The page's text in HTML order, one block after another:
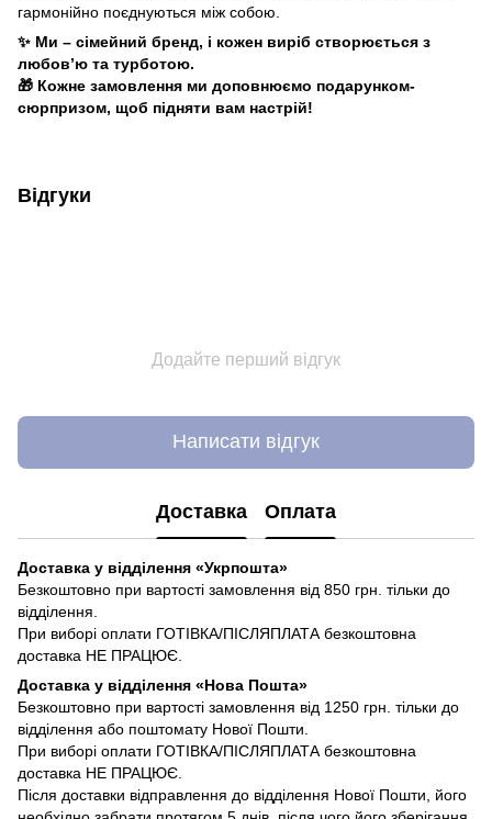
гармонійно поєднуються між собою.
✨ Ми – сімейний бренд, і кожен виріб створюється з
любов’ю та турботою.
🎁 Кожне замовлення ми доповнюємо подарунком-
сюрпризом, щоб підняти вам настрій!
Відгуки
Додайте перший відгук
Написати відгук
Доставка Оплата
Доставка у відділення «Укрпошта»
Безкоштовно при вартості замовлення від 850 грн. тільки до
відділення.
При виборі оплати ГОТІВКА/ПІСЛЯПЛАТА безкоштовна
доставка НЕ ПРАЦЮЄ.
Доставка у відділення «Нова Пошта»
Безкоштовно при вартості замовлення від 1250 грн. тільки до
відділення або поштомату Нової Пошти.
При виборі оплати ГОТІВКА/ПІСЛЯПЛАТА безкоштовна
доставка НЕ ПРАЦЮЄ.
Після доставки відправлення до відділення Нової Пошти, його